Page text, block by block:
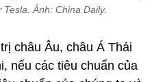
Ảnh: China Daily.
châu Âu, châu Á Thái
nếu các tiêu chuẩn của